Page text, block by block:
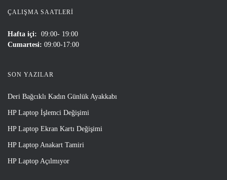
ÇALIŞMA SAATLERI
Hafta içi: 09:00- 19:00
Cumartesi: 09:00-17:00
SON YAZILAR
Deri Bağcıklı Kadın Günlük Ayakkabı
HP Laptop İşlemci Değişimi
HP Laptop Ekran Kartı Değişimi
HP Laptop Anakart Tamiri
HP Laptop Açılmıyor